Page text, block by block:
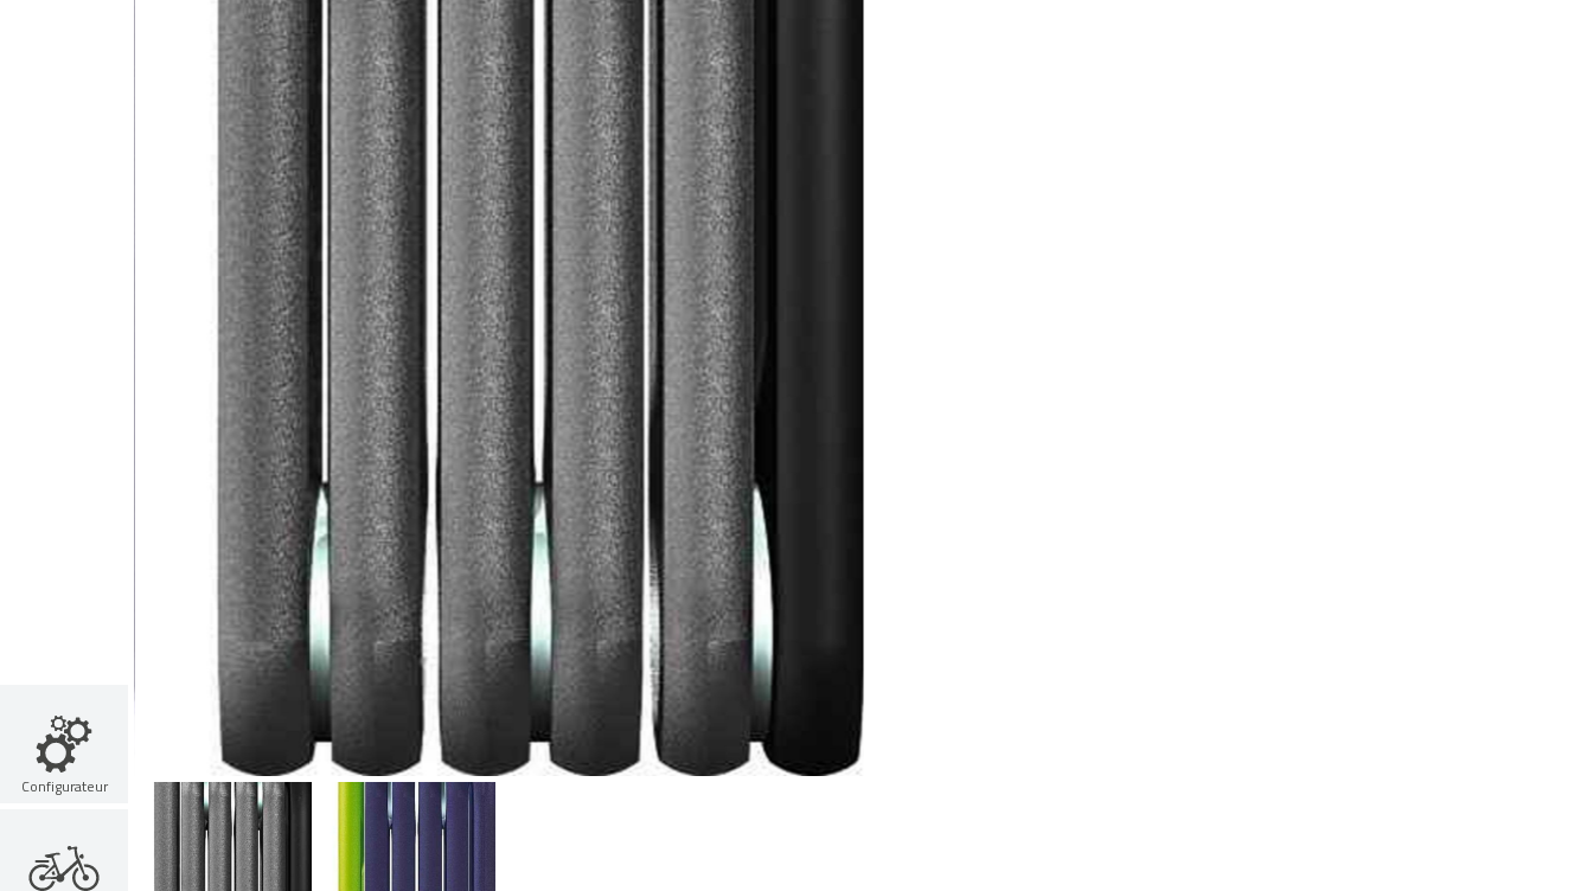
Configurateur